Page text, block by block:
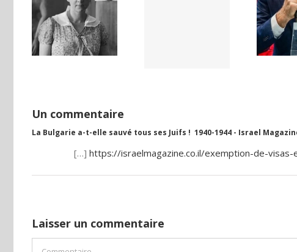
Netflix Field of
Dreams (1989)
Un commentaire
La Bulgarie a-t-elle sauvé tous ses Juifs ! 1940-1944 - Israel
[…] https://israelmagazine.co.il/exemption-de-
Laisser un commentaire